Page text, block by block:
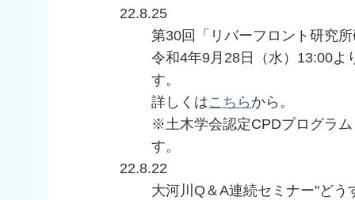
22.8.25
第30回「リバーフロント研究
令和4年9月28日（水）13:00よ
す。
詳しくはこちら から。
※土木学会認定CPDプログラ
す。
22.8.22
大河川Q＆A連続セミナー"ど